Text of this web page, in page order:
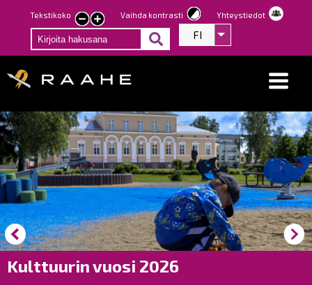
Hyppää
pääsisältöön
Tekstikoko
Pienennä
tekstin
kokoa
Suurenna
tekstin
kokoa
Vaihda kontrasti Yhteystiedot
FI Listaa
Kulttuurin vuosi 2026